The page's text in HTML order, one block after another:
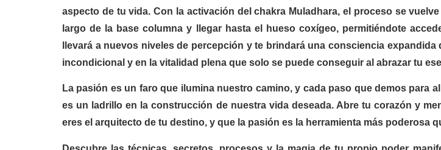
aspecto de tu vida. Con la activación del chakra Muladhara, el proceso se
largo de la base columna y llegar hasta el hueso coxígeo, permitiéndote
llevará a nuevos niveles de percepción y te brindará una consciencia
incondicional y en la vitalidad plena que solo se puede conseguir al abrazar tu
La pasión es un faro que ilumina nuestro camino, y cada paso que demos para
es un ladrillo en la construcción de nuestra vida deseada. Abre tu corazón y
eres el arquitecto de tu destino, y que la pasión es la herramienta más poderosa